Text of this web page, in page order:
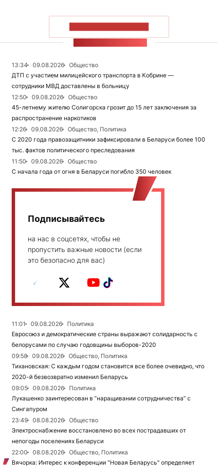
13:34 09.08.2026
Общество
ДТП с участием милицейского транспорта в Кобрине —
сотрудники МВД доставлены в больницу
12:50
09.08.2026
Общество
45-летнему жителю Солигорска грозит до 15 лет заключения за
распространение наркотиков
12:26
09.08.2026
Общество, Политика
С 2020 года правозащитники зафиксировали в Беларуси более 100
тыс. фактов политического преследования
11:50
09.08.2026
Общество
С начала года от огня в Беларуси погибло 350 человек
Подписывайтесь
на нас в соцсетях, чтобы не
пропустить важные новости (если
это безопасно для вас)
11:01 09.08.2026
Политика
Евросоюз и демократические страны выражают солидарность с
белорусами по случаю годовщины выборов-2020
09:58
09.08.2026
Общество, Политика
Тихановская: С каждым годом становится все более очевидно, что
2020-й безвозвратно изменил Беларусь
09:05
09.08.2026
Политика
Лукашенко заинтересован в “наращивании сотрудничества” с
Сингапуром
23:49
08.08.2026
Общество
Электроснабжение восстановлено во всех пострадавших от
непогоды поселениях Беларуси
22:00
08.08.2026
Общество, Политика
Вячорка: Интерес к конференции "Новая Беларусь" определяет